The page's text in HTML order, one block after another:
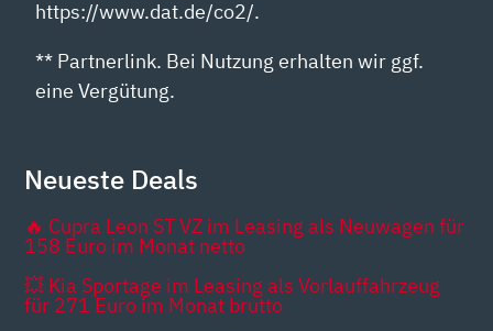
https://www.dat.de/co2/.
** Partnerlink. Bei Nutzung erhalten wir ggf.
eine Vergütung.
Neueste Deals
🔥 Cupra Leon ST VZ im Leasing als Neuwagen für
158 Euro im Monat netto
💥 Kia Sportage im Leasing als Vorlauffahrzeug
für 271 Euro im Monat brutto